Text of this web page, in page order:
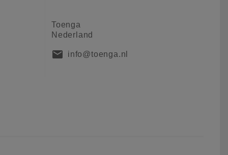
Toenga
Nederland
mail info@toenga.nl